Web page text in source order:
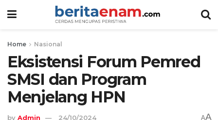
Home Nasional
Eksistensi Forum Pemred
SMSI dan Program
Menjelang HPN
by Admin 24/10/2024 AA